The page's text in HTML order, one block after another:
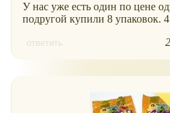
У нас уже есть один по цене
подругой купили 8 упаковок.
ответить